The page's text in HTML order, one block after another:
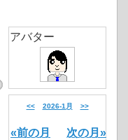
アバター
<< 2026-1月 >>
«前の月 次の月»